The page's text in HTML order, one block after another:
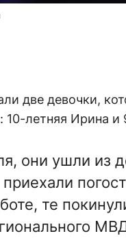
две девочки,
летняя Ирина и
они ушли из
приехали
те